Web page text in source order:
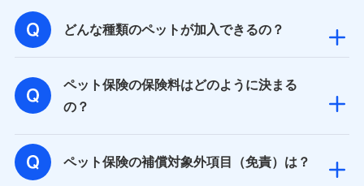
の取り扱いの全部または一部を委託する場合がありま
す。
当社は株式会社NTTドコモとの間で、以下のとおり個
人データを共同利用します。
【共同して利用される利用データの項目】
当社又は株式会社NTTドコモがサービス提供等を通じて
どんな種類のペットが加入できるの？
ペット保険の保険料はどのように決まる
の？
ペット保険の補償対象外項目（免責）は？